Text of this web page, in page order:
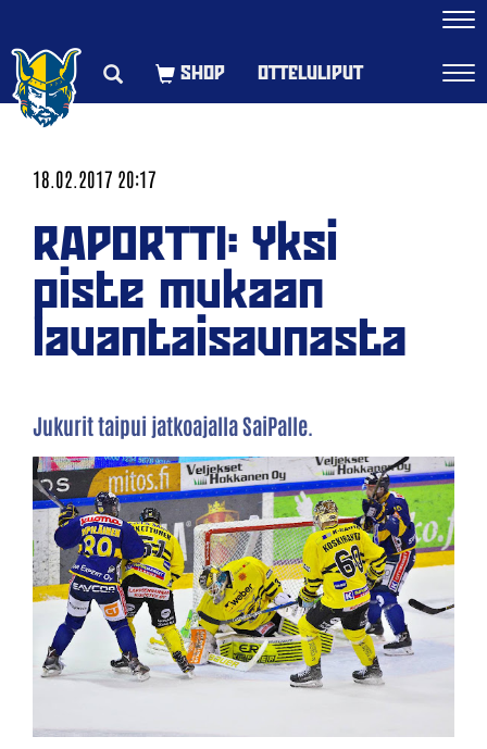
OTTELULIPUT
18.02.2017 20:17
RAPORTTI: Yksi
piste mukaan
lauantaisaunasta
Jukurit taipui jatkoajalla SaiPalle.